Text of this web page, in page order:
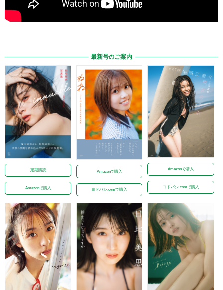
最新号のご案内
定期購読
Amazonで購入
Amazonで購入
ヨドバシ.comで購入
Amazonで購入
ヨドバシ.comで購入